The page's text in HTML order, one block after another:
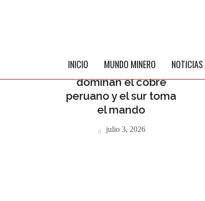
INICIO MUNDO MINERO NOTICIAS
Cinco gigantes
dominan el cobre
peruano y el sur toma
el mando
julio 3, 2026